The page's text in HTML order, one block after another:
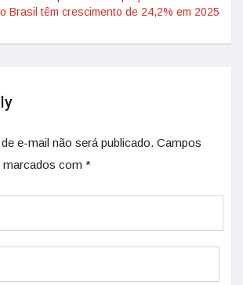
Brasil têm crescimento de 24,2% em 2025
e-mail não será publicado. Campos
com *